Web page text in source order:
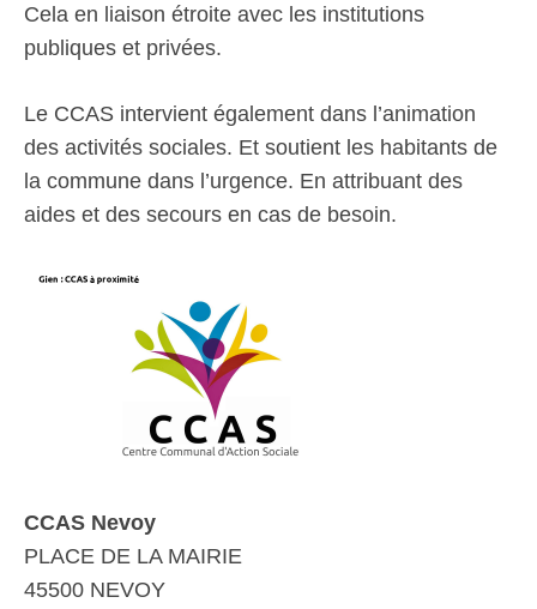
Cela en liaison étroite avec les institutions
publiques et privées.
Le CCAS intervient également dans l’animation
des activités sociales. Et soutient les habitants de
la commune dans l’urgence. En attribuant des
aides et des secours en cas de besoin.
CCAS Nevoy
PLACE DE LA MAIRIE
45500 NEVOY